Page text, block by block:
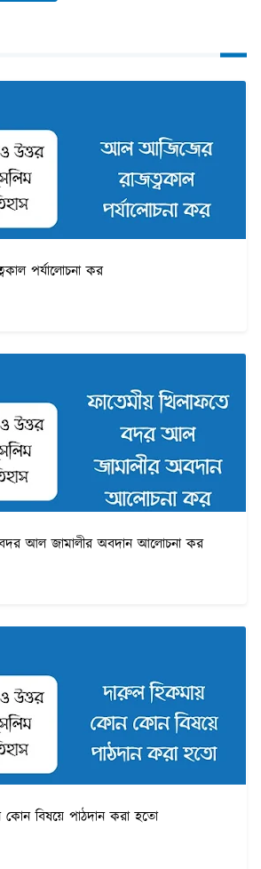
পর্যালোচনা কর
বদর আল জামালীর অবদান আলোচনা কর
বিষয়ে পাঠদান করা হতো